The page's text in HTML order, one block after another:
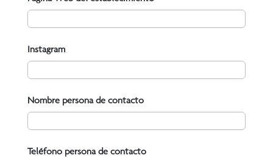
Instagram
Nombre persona de contacto
Teléfono persona de contacto